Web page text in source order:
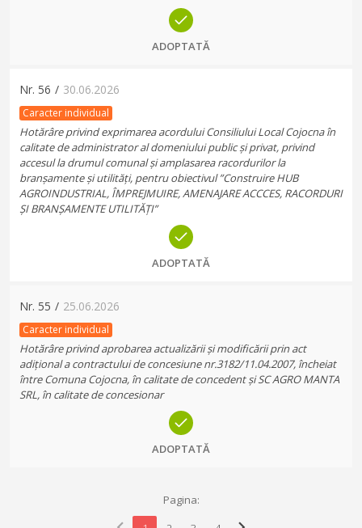
ADOPTATĂ
Nr. 56 / 30.06.2026
Caracter individual
Hotărâre privind exprimarea acordului Consiliului Local Cojocna în
calitate de administrator al domeniului public și privat, privind
accesul la drumul comunal și amplasarea racordurilor la
branșamente și utilități, pentru obiectivul ”Construire HUB
AGROINDUSTRIAL, ÎMPREJMUIRE, AMENAJARE ACCCES, RACORDURI
ȘI BRANȘAMENTE UTILITĂȚI”
ADOPTATĂ
Nr. 55 / 25.06.2026
Caracter individual
Hotărâre privind aprobarea actualizării și modificării prin act
adițional a contractului de concesiune nr.3182/11.04.2007, încheiat
între Comuna Cojocna, în calitate de concedent și SC AGRO MANTA
SRL, în calitate de concesionar
ADOPTATĂ
Pagina: